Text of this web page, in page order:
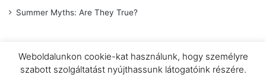
Summer Myths: Are They True?
© Copyright 2026 | OpenWingsAngol Adatkezelési tájékoztató
Weboldalunkon cookie-kat használunk, hogy személyre
szabott szolgáltatást nyújthassunk látogatóink részére.